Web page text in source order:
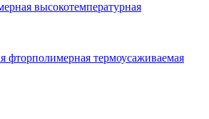
высокотемпературная
фторполимерная термоусаживаемая